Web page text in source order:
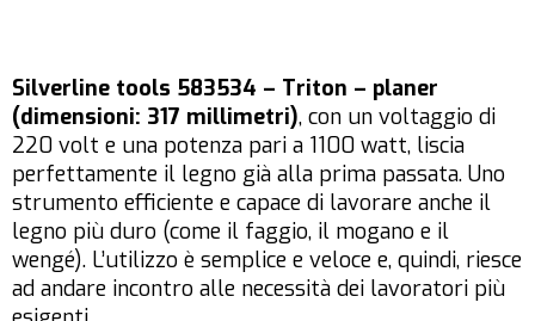
Silverline tools 583534 – Triton – planer
(dimensioni: 317 millimetri), con un voltaggio di
220 volt e una potenza pari a 1100 watt, liscia
perfettamente il legno già alla prima passata. Uno
strumento efficiente e capace di lavorare anche il
legno più duro (come il faggio, il mogano e il
wengé). L’utilizzo è semplice e veloce e, quindi, riesce
ad andare incontro alle necessità dei lavoratori più